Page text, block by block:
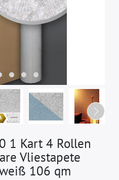
1 Kart 4 Rollen
Vliestapete
106 qm